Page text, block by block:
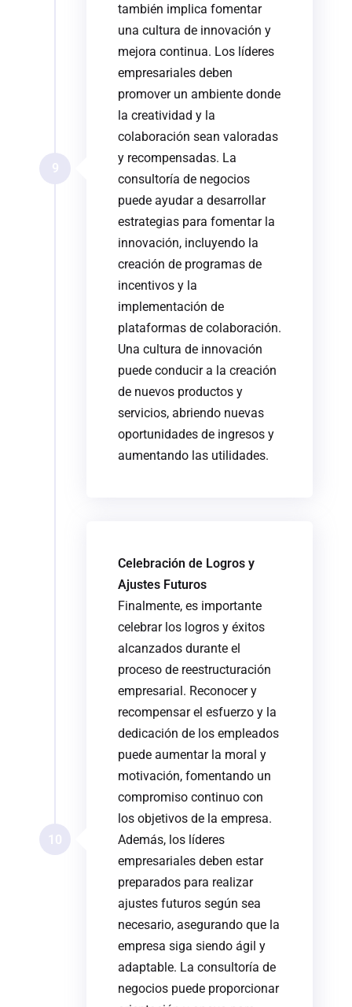
también implica fomentar
una cultura de innovación y
mejora continua. Los líderes
empresariales deben
promover un ambiente donde
la creatividad y la
colaboración sean valoradas
y recompensadas. La
consultoría de negocios
puede ayudar a desarrollar
estrategias para fomentar la
innovación, incluyendo la
creación de programas de
incentivos y la
implementación de
plataformas de colaboración.
Una cultura de innovación
puede conducir a la creación
de nuevos productos y
servicios, abriendo nuevas
oportunidades de ingresos y
aumentando las utilidades.
Celebración de Logros y
Ajustes Futuros
Finalmente, es importante
celebrar los logros y éxitos
alcanzados durante el
proceso de reestructuración
empresarial. Reconocer y
recompensar el esfuerzo y la
dedicación de los empleados
puede aumentar la moral y
motivación, fomentando un
compromiso continuo con
los objetivos de la empresa.
Además, los líderes
empresariales deben estar
preparados para realizar
ajustes futuros según sea
necesario, asegurando que la
empresa siga siendo ágil y
adaptable. La consultoría de
negocios puede proporcionar